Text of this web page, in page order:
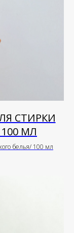
СТИРКИ
МЛ
белья/ 100 мл